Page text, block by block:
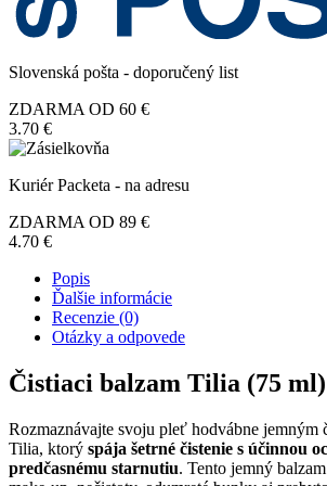
Slovenská pošta - doporučený list
ZDARMA OD 60 €
3.70 €
Kuriér Packeta - na adresu
ZDARMA OD 89 €
4.70 €
Popis
Ďalšie informácie
Recenzie (0)
Otázky a odpovede
Čistiaci balzam Tilia (75 ml)
Rozmaznávajte svoju pleť hodvábne jemným
Tilia, ktorý spája šetrné čistenie s účinnou
predčasnému starnutiu. Tento jemný